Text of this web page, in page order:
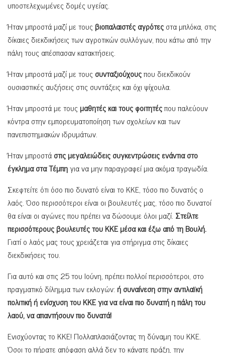
υποστελεχωμένες δομές υγείας.
Ήταν μπροστά μαζί με τουςβιοπαλαιστές αγρότεςστα μπλόκα, στις
δίκαιες διεκδικήσεις των αγροτικών συλλόγων, που κάτω από την
πάλη τους απέσπασαν κατακτήσεις.
Ήταν μπροστά μαζί με τουςσυνταξιούχουςπου διεκδικούν
ουσιαστικές αυξήσεις στις συντάξεις και όχι ψίχουλα.
Ήταν μπροστά με τουςμαθητές και τους φοιτητέςπου παλεύουν
κόντρα στην εμπορευματοποίηση των σχολείων και των
πανεπιστημιακών ιδρυμάτων.
Ήταν μπροστάστις μεγαλειώδεις συγκεντρώσεις ενάντια στο
έγκλημα στα Τέμπηγια να μην παραγραφεί μια ακόμα τραγωδία.
Σκεφτείτε ότι όσο πιο δυνατό είναι το ΚΚΕ, τόσο πιο δυνατός ο
λαός. Όσο περισσότεροι είναι οι βουλευτές μας, τόσο πιο δυνατοί
θα είναι οι αγώνες που πρέπει να δώσουμε όλοι μαζί. Στείλτε
περισσότερους βουλευτές του ΚΚΕ μέσα και έξω από τη Βουλή.
Γιατί ο λαός μας τους χρειάζεται για στήριγμα στις δίκαιες
διεκδικήσεις του.
Για αυτό και στις 25 του Ιούνη, πρέπει πολλοί περισσότεροι, στο
πραγματικό δίλημμα των εκλογών: ή συναίνεση στην αντιλαϊκή
πολιτική ή ενίσχυση του ΚΚΕ για να είναι πιο δυνατή η πάλη του
λαού, να απαντήσουν πιο δυνατά!
Ενισχύοντας το ΚΚΕ! Πολλαπλασιάζοντας τη δύναμη του ΚΚΕ.
Όσοι το πήρατε απόφαση αλλά δεν το κάνατε πράξη, την